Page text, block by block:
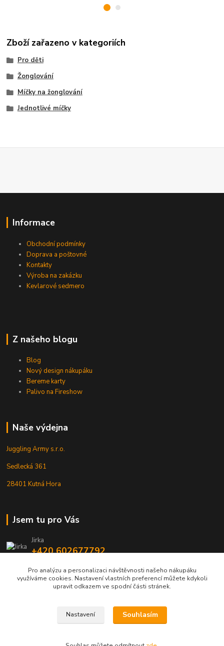
Zboží zařazeno v kategoriích
Pro děti
Žonglování
Míčky na žonglování
Jednotlivé míčky
Informace
Obchodní podmínky
Doprava a poštovné
Kontakty
Výroba na zakázku
Kevlarové sedmero
Z našeho blogu
Blog
Nový design nákupáku
Bereme karty
Palivo na Fireshow
Naše výdejna
Juggling Army s.r.o.
Sedlecká 361
28401 Kutná Hora
Jsem tu pro Vás
Jirka
+420 602677792
info@jarmy.cz
Kopyrájt - Jarmy.cz
Pro analýzu a personalizaci návštěvnosti našeho nákupáku
využíváme cookies. Nastavení vlastních preferencí můžete kdykoli
upravit odkazem ve spodní části stránek.
Nastavení Souhlasím